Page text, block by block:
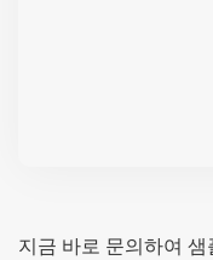
지금 바로 문의하여